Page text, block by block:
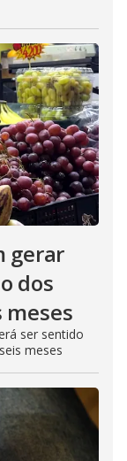
gerar
dos
ser sentido
meses